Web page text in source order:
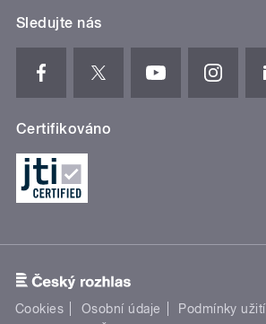
Sledujte nás
Certifikováno
Cookies Osobní údaje Podmínky užití